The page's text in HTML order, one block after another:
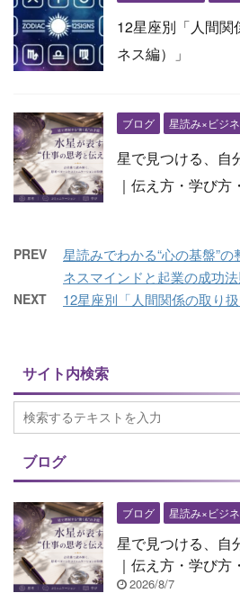
12星座別「人間関
ネス編）」
ブログ 星読み×ビジ
星で見つける、
｜伝え方・学び
PREV
星読みでわかる“心の基盤”
ネスマインドと起業の成功
NEXT 12星座別「人間関係の取り
サイト内検索
ブログ
ブログ 星読み×ビジ
星で見つける、
｜伝え方・学び
2026/8/7